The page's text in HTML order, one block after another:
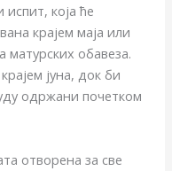
која ће
крајем маја или
матурских обавеза.
јуна, док би
одржани почетком
отворена за све